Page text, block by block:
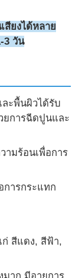
สียงได้หลาย
3 วัน
ะพื้นผิวได้รับ
ยการฉีดปูนและ
ามร้อนเพื่อการ
การกระแทก
สีแดง, สีฟ้า,
าก มีอายุการ